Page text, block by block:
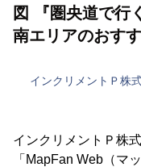
図 『圏央道で
南エリアのおす
インクリメントＰ株
インクリメントＰ株
「MapFan Web（マ